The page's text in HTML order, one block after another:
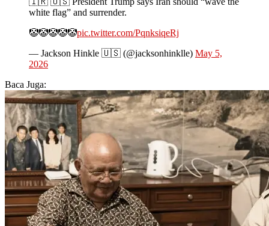
white flag” and surrender.
🤡🤡🤡🤡🤡pic.twitter.com/PqnksiqeRj
— Jackson Hinkle 🇺🇸 (@jacksonhinklle) May 5,
2026
Baca Juga: